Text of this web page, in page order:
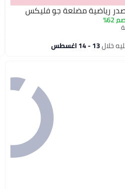
رياضية مضلعة جو فليكس
خلال13 - 14 اغسطس